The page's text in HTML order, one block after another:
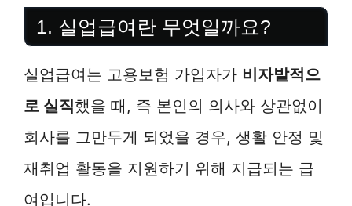
1. 실업급여란 무엇일까요?
실업급여는 고용보험 가입자가 비자발적으
로 실직했을 때, 즉 본인의 의사와 상관없이
회사를 그만두게 되었을 경우, 생활 안정 및
재취업 활동을 지원하기 위해 지급되는 급
여입니다.